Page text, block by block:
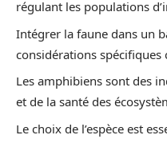
régulant les populations
Intégrer la faune dans un
considérations spécifiques
Les amphibiens sont des
et de la santé des
Le choix de l’espèce est